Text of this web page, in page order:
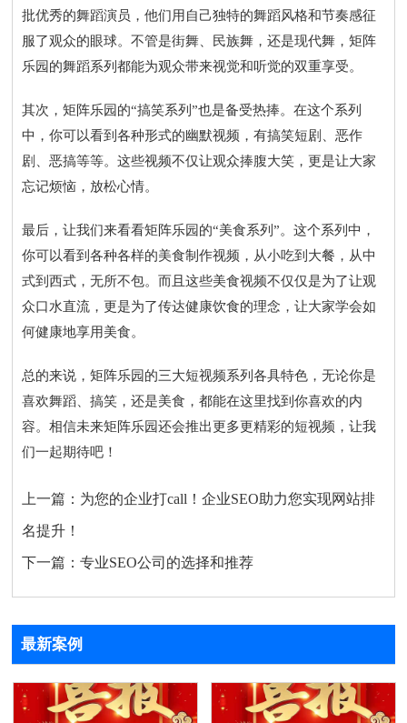
批优秀的舞蹈演员，他们用自己独特的舞蹈风格和节奏感征
服了观众的眼球。不管是街舞、民族舞，还是现代舞，矩阵
乐园的舞蹈系列都能为观众带来视觉和听觉的双重享受。
其次，矩阵乐园的“搞笑系列”也是备受热捧。在这个系列
中，你可以看到各种形式的幽默视频，有搞笑短剧、恶作
剧、恶搞等等。这些视频不仅让观众捧腹大笑，更是让大家
忘记烦恼，放松心情。
最后，让我们来看看矩阵乐园的“美食系列”。这个系列中，
你可以看到各种各样的美食制作视频，从小吃到大餐，从中
式到西式，无所不包。而且这些美食视频不仅仅是为了让观
众口水直流，更是为了传达健康饮食的理念，让大家学会如
何健康地享用美食。
总的来说，矩阵乐园的三大短视频系列各具特色，无论你是
喜欢舞蹈、搞笑，还是美食，都能在这里找到你喜欢的内
容。相信未来矩阵乐园还会推出更多更精彩的短视频，让我
们一起期待吧！
上一篇： 为您的企业打call！企业SEO助力您实现网站排
名提升！
下一篇：专业SEO公司的选择和推荐
最新案例